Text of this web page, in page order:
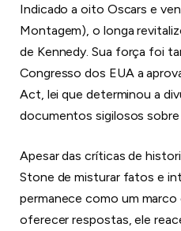
Indicado a oito Oscars e
Montagem), o longa
de Kennedy. Sua força foi
Congresso dos EUA a
Act, lei que determinou a
documentos sigilosos sobre
Apesar das críticas de
Stone de misturar fatos e
permanece como um marco
oferecer respostas, ele